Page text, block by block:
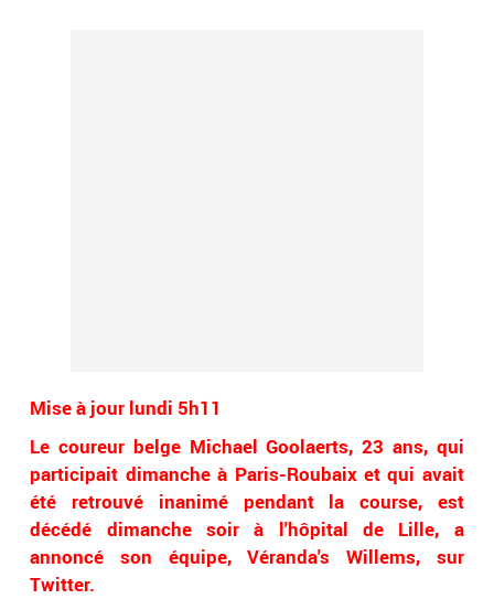
Mise à jour lundi 5h11
Le coureur belge Michael Goolaerts, 23 ans, qui
participait dimanche à Paris-Roubaix et qui avait
été retrouvé inanimé pendant la course, est
décédé dimanche soir à l'hôpital de Lille, a
annoncé son équipe, Véranda's Willems, sur
Twitter.